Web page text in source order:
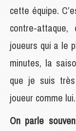
cette équipe.
contre-
joueurs qui a le
minutes, la
que je suis
joueur comme
On parle